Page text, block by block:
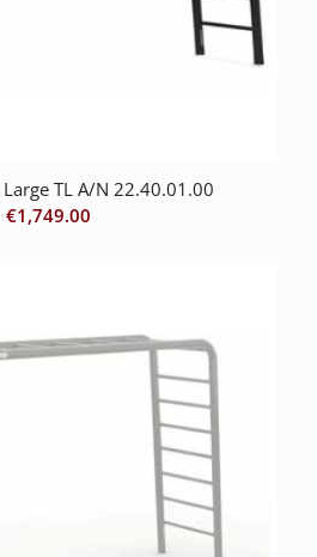
TL A/N 22.40.01.00
€1,749.00